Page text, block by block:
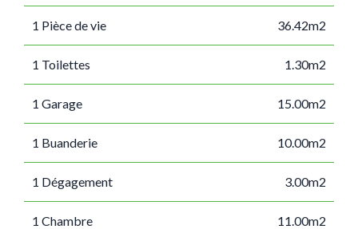
1 Pièce de vie 36.42m2
1 Toilettes 1.30m2
1 Garage 15.00m2
1 Buanderie 10.00m2
1 Dégagement 3.00m2
1 Chambre 11.00m2